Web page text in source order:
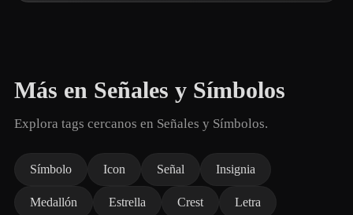
Más en Señales y Símbolos
Explora tags cercanos en Señales y Símbolos.
Símbolo Icon Señal Insignia
Medallón Estrella Crest Letra